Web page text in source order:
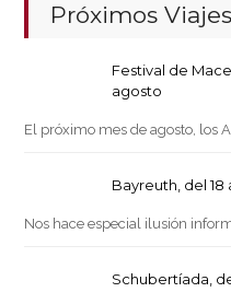
Próximos Viajes
Festival de
agosto
El próximo mes de agosto, los
Bayreuth, del 18
Nos hace especial ilusión
Schubertíada,